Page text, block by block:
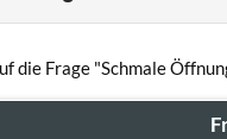
die Frage "Schmale